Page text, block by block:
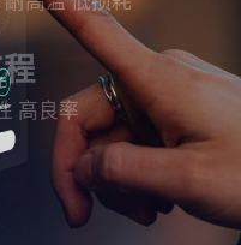
高良率